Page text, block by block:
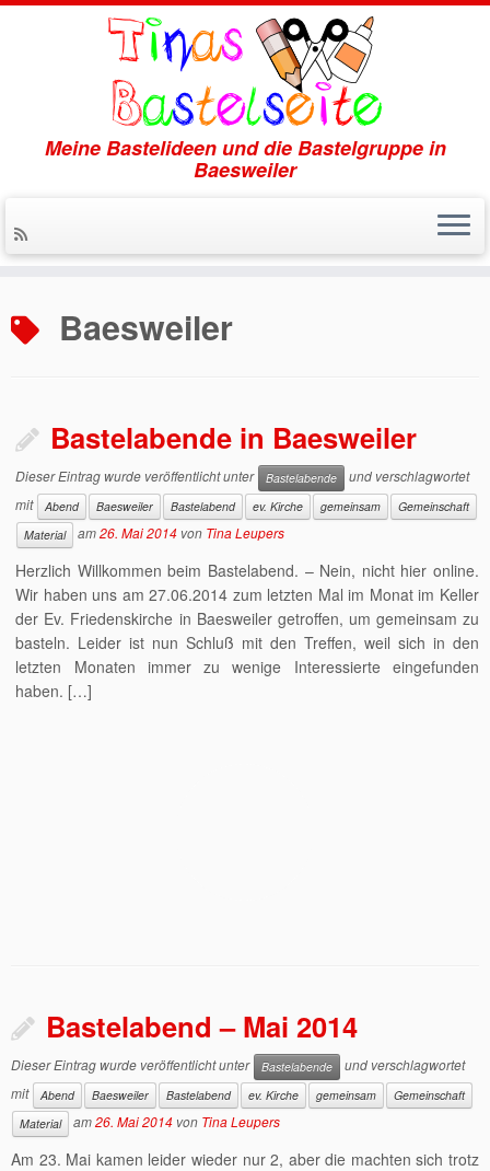
Inhalt
springen
Meine Bastelideen und die Bastelgruppe in
Baesweiler
Baesweiler
Bastelabende in Baesweiler
Dieser Eintrag wurde veröffentlicht unter Bastelabende
und verschlagwortet
mit
Abend Baesweiler Bastelabend ev. Kirche gemeinsam
Gemeinschaft
Material
am26. Mai 2014 von Tina Leupers
Herzlich Willkommen beim Bastelabend. – Nein, nicht hier online.
Wir haben uns am 27.06.2014 zum letzten Mal im Monat im Keller
der Ev. Friedenskirche in Baesweiler getroffen, um gemeinsam zu
basteln. Leider ist nun Schluß mit den Treffen, weil sich in den
letzten Monaten immer zu wenige Interessierte eingefunden
haben. […]
Bastelabend – Mai 2014
Dieser Eintrag wurde veröffentlicht unter Bastelabende
und verschlagwortet
mit
Abend Baesweiler Bastelabend ev. Kirche gemeinsam
Gemeinschaft
Material
am26. Mai 2014 von Tina Leupers
Am 23. Mai kamen leider wieder nur 2, aber die machten sich trotz